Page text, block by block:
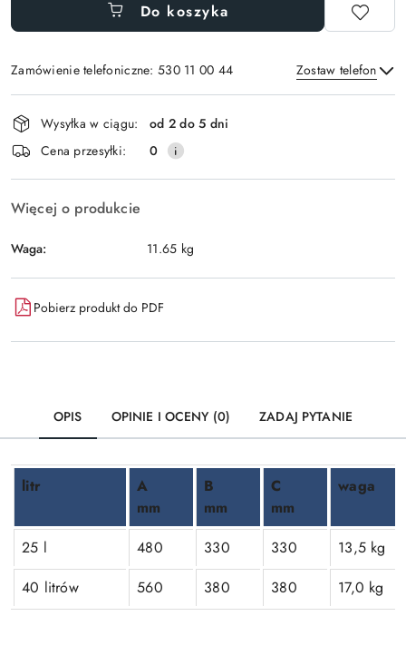
Do koszyka
Zamówienie telefoniczne: 530 11 00 44 Zostaw telefon
Wyślij
Dostępność
i
dostawa
Wysyłka w ciągu:
od 2 do 5 dni
Cena przesyłki:
0
Więcej o produkcie
Waga: 11.65 kg
Pobierz produkt do PDF
OPIS OPINIE I OCENY (0) ZADAJ PYTANIE
litr
A
mm
B
mm
C
mm
waga
25 l 480 330 330
13,5 kg
40 litrów
560 380 380 17,0 kg